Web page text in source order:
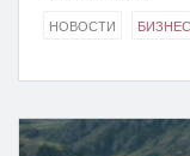
НОВОСТИ БИЗНЕС